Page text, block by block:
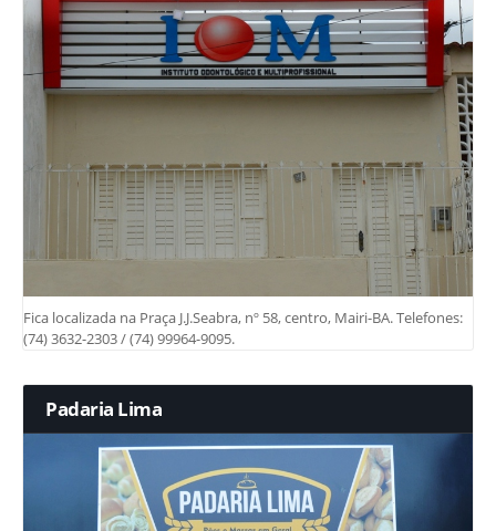
Fica localizada na Praça J.J.Seabra, nº 58, centro, Mairi-BA. Telefones:
(74) 3632-2303 / (74) 99964-9095.
Padaria Lima